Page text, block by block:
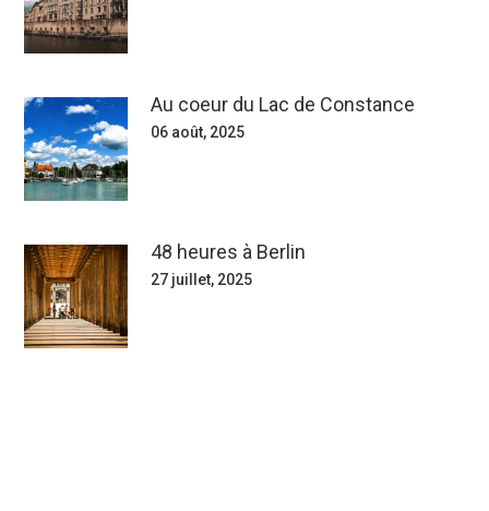
Au coeur du Lac de Constance
06 août, 2025
48 heures à Berlin
27 juillet, 2025